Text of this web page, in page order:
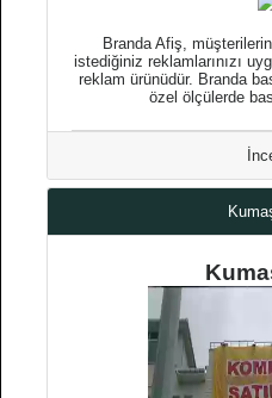
Branda Afiş,
istediğiniz reklamlarınızı
reklam ürünüdür. Branda
özel ölçülerde